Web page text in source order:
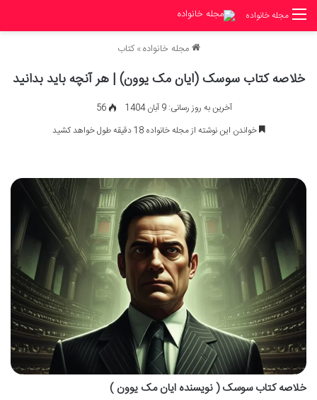
مجله خانواده
مجله خانواده» کتاب
خلاصه کتاب سوسک (ایان مک یوون) | هر آنچه باید بدانید
آخرین به روز رسانی: 9 آبان 1404
56
خواندن این نوشته از مجله خانواده 18 دقیقه طول خواهد کشید
خلاصه کتاب سوسک ( نویسنده ایان مک یوون )